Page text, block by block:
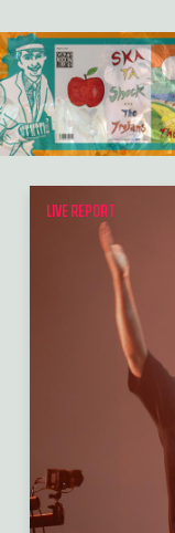
LIVE REPORT